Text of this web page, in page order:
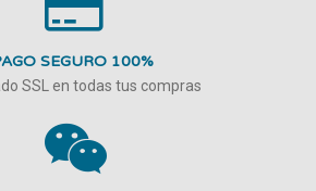
SEGURO 100%
SSL en todas tus compras